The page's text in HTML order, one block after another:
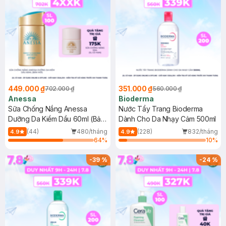
449.000 ₫702.000 ₫
Anessa
Sữa Chống Nắng Anessa
Dưỡng Da Kiềm Dầu 60ml (Bản
Mới)
4.9 (44)
480/tháng
64%
351.000 ₫560.000 ₫
Bioderma
Nước Tẩy Trang Bioderma
Dành Cho Da Nhạy Cảm 500ml
4.9 (228)
832/tháng
10%
-39% -24%